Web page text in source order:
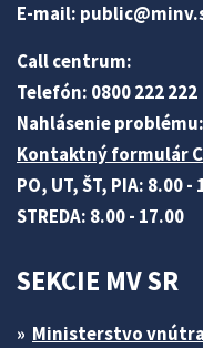
E-mail: public@minv
Call centrum:
Telefón: 0800 222 222
Nahlásenie problému:
Kontaktný formulár
PO, UT, ŠT, PIA: 8.00 -
STREDA: 8.00 - 17.00
SEKCIE MV SR
Ministerstvo vnútra